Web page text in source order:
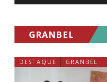
GRANBEL
DESTAQUE GRANBEL